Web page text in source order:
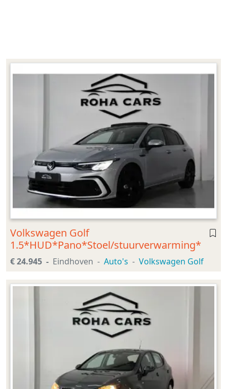
Volkswagen Golf
1.5*HUD*Pano*Stoel/stuurverwarming*
€ 24.945 Eindhoven Auto's Volkswagen Golf